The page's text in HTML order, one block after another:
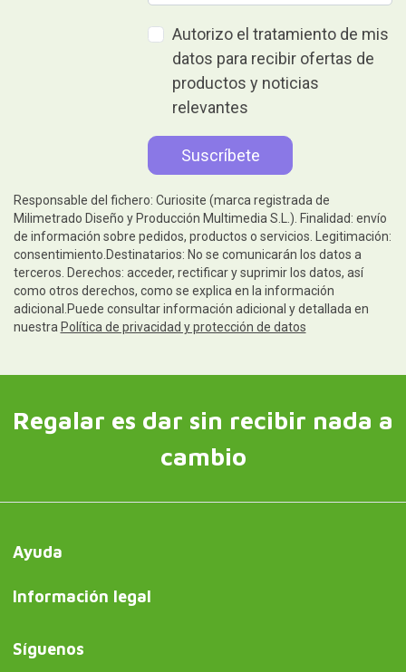
Autorizo el tratamiento de mis
datos para recibir ofertas de
productos y noticias
relevantes
Responsable del fichero: Curiosite (marca registrada de
Milimetrado Diseño y Producción Multimedia S.L.). Finalidad: envío
de información sobre pedidos, productos o servicios. Legitimación:
consentimiento.Destinatarios: No se comunicarán los datos a
terceros. Derechos: acceder, rectificar y suprimir los datos, así
como otros derechos, como se explica en la información
adicional.Puede consultar información adicional y detallada en
nuestra Política de privacidad y protección de datos
Regalar es dar sin recibir nada a
cambio
Ayuda
Información legal
Síguenos